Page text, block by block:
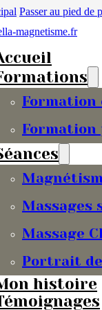
Passer au pied de
Formation
Massages
Massage
Portrait
histoire